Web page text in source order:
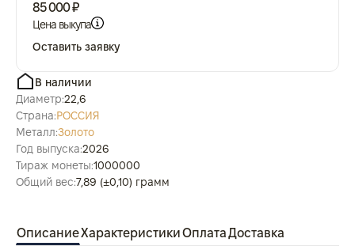
85 000 ₽
Цена выкупа
Оставить заявку
В наличии
Диаметр:22,6
Страна:РОССИЯ
Металл:Золото
Год выпуска:2026
Тираж монеты:1000000
Общий вес:7,89 (±0,10) грамм
ОписаниеХарактеристикиОплатаДоставка